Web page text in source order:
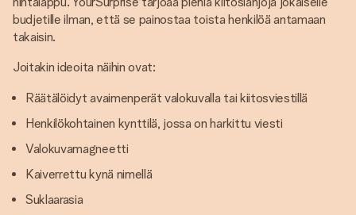
budjetille ilman, että se painostaa toista henkilöä antamaan
takaisin.
Joitakin ideoita näihin ovat:
Räätälöidyt avaimenperät valokuvalla tai kiitosviestillä
Henkilökohtainen kynttilä, jossa on harkittu viesti
Valokuvamagneetti
Kaiverrettu kynä nimellä
Suklaarasia